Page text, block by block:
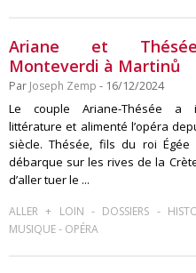
Ariane et
Monteverdi à Martinů
Par Joseph Zemp - 16/12/2024
Le couple Ariane-Thésée a
littérature et alimenté l’opéra
siècle. Thésée, fils du roi Égée
débarque sur les rives de la
d’aller tuer le ...
ALLER + LOIN - DOSSIERS -
MUSIQUE- OPÉRA